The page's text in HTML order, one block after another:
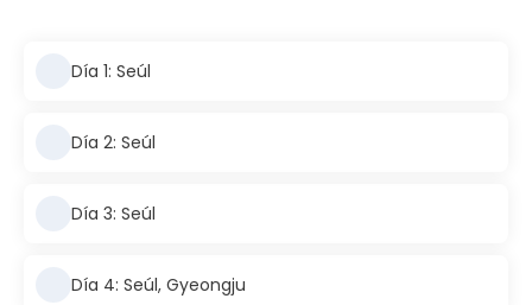
Día 1: Seúl
Día 2: Seúl
Día 3: Seúl
Día 4: Seúl, Gyeongju